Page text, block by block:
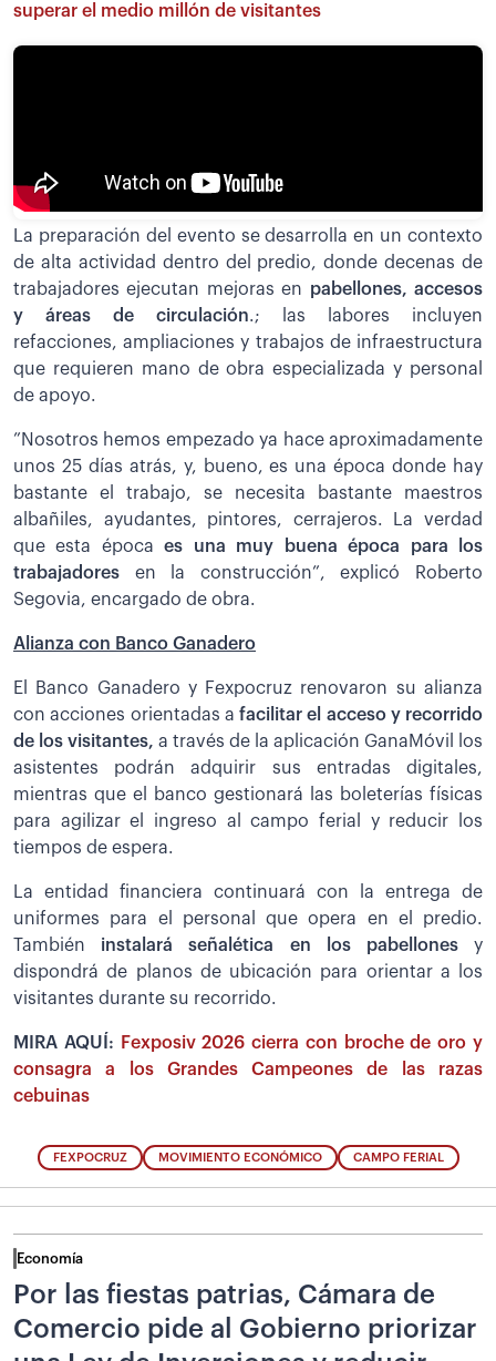
superar el medio millón de visitantes
La preparación del evento se desarrolla en un contexto
de alta actividad dentro del predio, donde decenas de
trabajadores ejecutan mejoras en pabellones, accesos
y áreas de circulación.; las labores incluyen
refacciones, ampliaciones y trabajos de infraestructura
que requieren mano de obra especializada y personal
de apoyo.
”Nosotros hemos empezado ya hace aproximadamente
unos 25 días atrás, y, bueno, es una época donde hay
bastante el trabajo, se necesita bastante maestros
albañiles, ayudantes, pintores, cerrajeros. La verdad
que esta épocaes una muy buena época para los
trabajadores en la construcción”, explicó Roberto
Segovia, encargado de obra.
Alianza con Banco Ganadero
El Banco Ganadero y Fexpocruz renovaron su alianza
con acciones orientadas a facilitar el acceso y recorrido
de los visitantes, a través de la aplicación GanaMóvil los
asistentes podrán adquirir sus entradas digitales,
mientras que el banco gestionará las boleterías físicas
para agilizar el ingreso al campo ferial y reducir los
tiempos de espera.
La entidad financiera continuará con la entrega de
uniformes para el personal que opera en el predio.
También instalará señalética en los pabellonesy
dispondrá de planos de ubicación para orientar a los
visitantes durante su recorrido.
MIRA AQUÍ:
Fexposiv 2026 cierra con broche de oro y
consagra a los Grandes Campeones de las razas
cebuinas
FEXPOCRUZ MOVIMIENTO ECONÓMICO CAMPO FERIAL
Economía
Por las fiestas patrias, Cámara de
Comercio pide al Gobierno priorizar